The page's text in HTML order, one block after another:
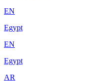
EN
Egypt
EN
Egypt
AR